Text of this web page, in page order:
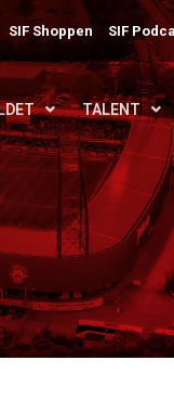
SIF Shoppen SIF
TALENT